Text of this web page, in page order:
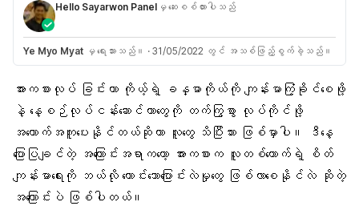
Hello Sayarwon Panelမှ ဆေးစစ်ထားပါသည်
Ye Myo Myatမှ ရေးသားသည်။ · 31/05/2022 တွင် အသစ်ဖြည့်စွက်ခဲ့သည်။
အားကစားလုပ် ခြင်းဟာ ကိုယ့်ရဲ့ ခန္ဓာကိုယ်ကို ကျန်းမာကြံ့ခိုင်စေဖို့
နဲ့ နေ့စဉ်လုပ်ငန်းဆောင်တာတွေကို တက်ကြွစွာ လုပ်ကိုင်ဖို့
အထောက်အကူပေးနိုင်တယ်ဆိုတာ လူတွေ သိပြီးသား ဖြစ်မှာပါ။ ဒီနေ့
ပြောပြချင်တဲ့ အကြောင်းအရာကတော့ အားကစား က လူတစ်ယောက်ရဲ့
စိတ်
ကျန်းမာရေး ကို ဘယ်လို ကောင်းသောပြောင်းလဲမှုတွေ ဖြစ်လာစေနိုင်လဲ ဆိုတဲ့
အကြောင်းပဲ ဖြစ်ပါတယ်။